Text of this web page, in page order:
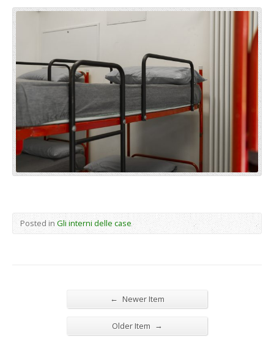
Posted in Gli interni delle case
← Newer Item
Older Item →